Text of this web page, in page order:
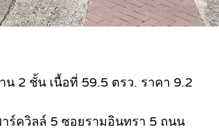
2 ชั้น เนื้อที่ 59.5 ตรว. ราคา 9.2
ร์ควิลล์ 5 ซอยรามอินทรา 5 ถนน